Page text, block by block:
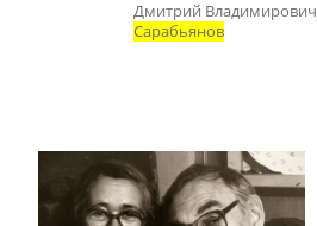
Дмитрий Владимирович
Сарабьянов